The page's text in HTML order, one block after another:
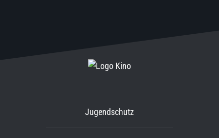
Jugendschutz